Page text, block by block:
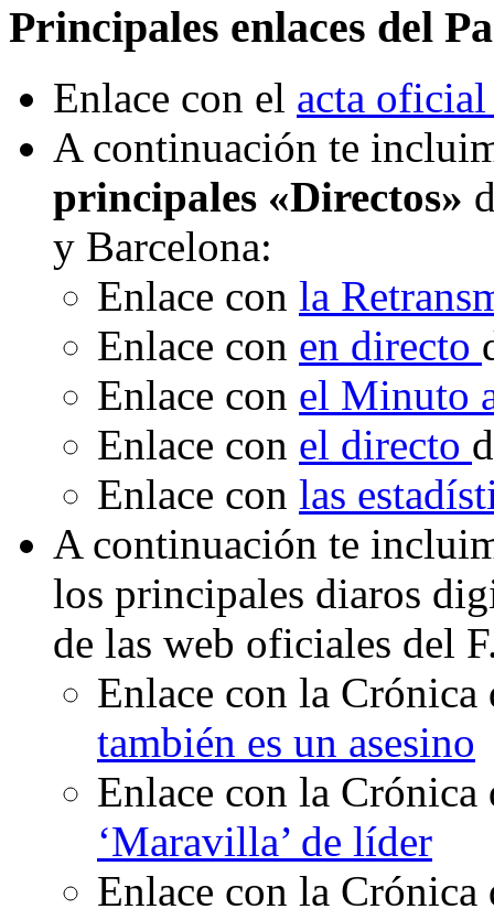
Principales enlaces del
Enlace con el acta
A continuación te
principales «Directos»
y Barcelona:
Enlace con la
Enlace con en directo
Enlace con el Minuto
Enlace con el directo
Enlace con las
A continuación te
los principales diaros
de las web oficiales del
Enlace con la
también es un asesino
Enlace con la
‘Maravilla’ de líder
Enlace con la